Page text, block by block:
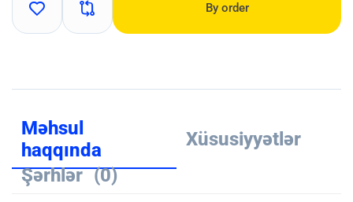
By order
Məhsul
haqqında
Xüsusiyyətlər
Şərhlər (0)